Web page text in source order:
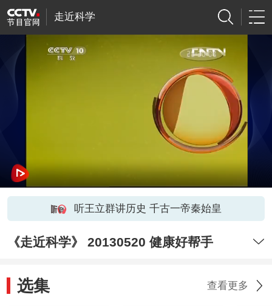
走近科学
听王立群讲历史 千古一帝秦始皇
《走近科学》 20130520 健康好帮手
选集 查看更多